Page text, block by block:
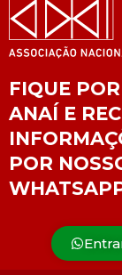
FIQUE
ANAÍ E
POR